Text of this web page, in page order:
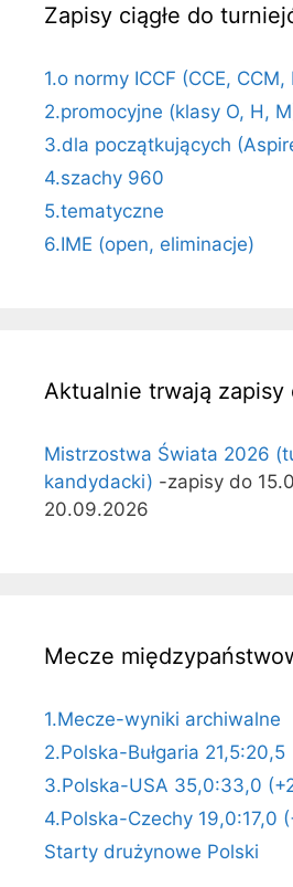
Zapisy ciągłe do
1.o normy ICCF (CCE, CCM,
2.promocyjne (klasy O, H,
3.dla początkujących
4.szachy 960
5.tematyczne
6.IME (open, eliminacje)
Aktualnie trwają
Mistrzostwa Świata 2026
kandydacki) -zapisy do
20.09.2026
Mecze
1.Mecze-wyniki archiwalne
2.Polska-Bułgaria 21,5:20,5
3.Polska-USA 35,0:33,0
4.Polska-Czechy 19,0:17,0
Starty drużynowe Polski